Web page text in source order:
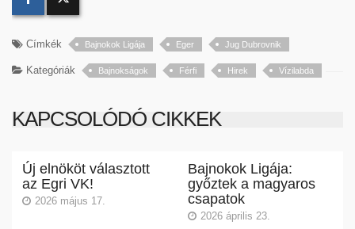
Címkék Bajnokok Ligája Eger Jug Dubrovnik
Kategóriák Bajnokságok Férfi Hirek Vízilabda
KAPCSOLÓDÓ CIKKEK
Új elnököt választott
az Egri VK!
2026 május 17.
Bajnokok Ligája:
győztek a magyaros
csapatok
2026 április 23.